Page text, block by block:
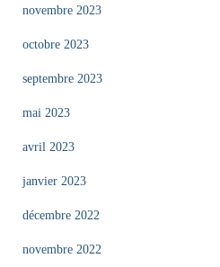
novembre 2023
octobre 2023
septembre 2023
mai 2023
avril 2023
janvier 2023
décembre 2022
novembre 2022